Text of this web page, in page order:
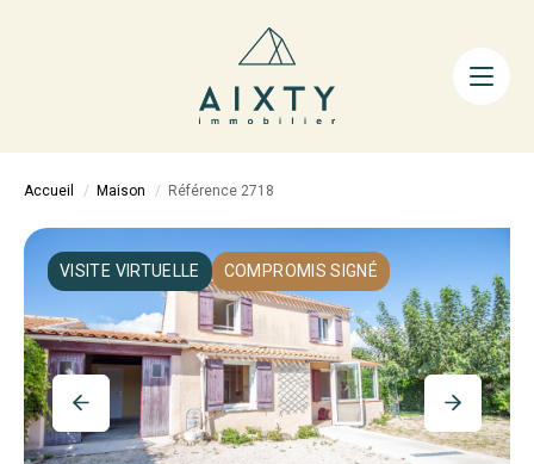
ACHETER
AIXTY & VOUS
Nos Agences
Nos Équipes
Nos Tarifs
Accueil Maison Référence 2718
VISITE VIRTUELLE COMPROMIS SIGNÉ